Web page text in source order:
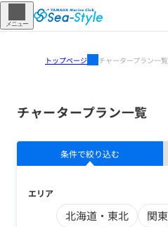
メニュー
トップページ チャータープラン一覧
チャータープラン一覧
条件で絞り込む
エリア
北海道・東北 関東